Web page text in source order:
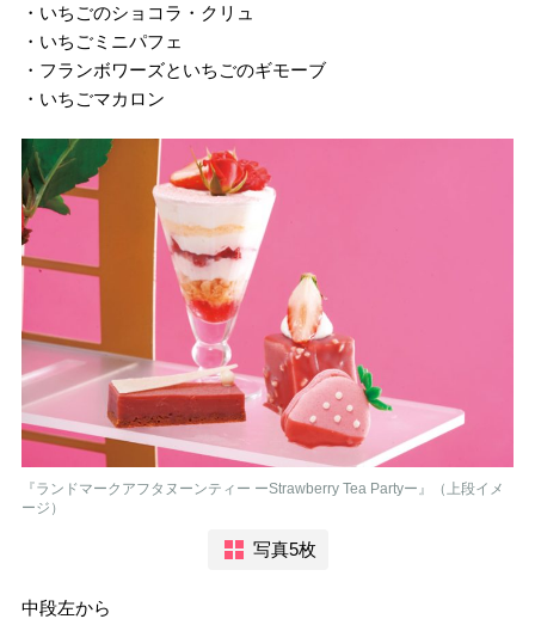
・いちごのショコラ・クリュ
・いちごミニパフェ
・フランボワーズといちごのギモーブ
・いちごマカロン
『ランドマークアフタヌーンティー ーStrawberry Tea Partyー』（上段イメ
ージ）
写真5枚
中段左から